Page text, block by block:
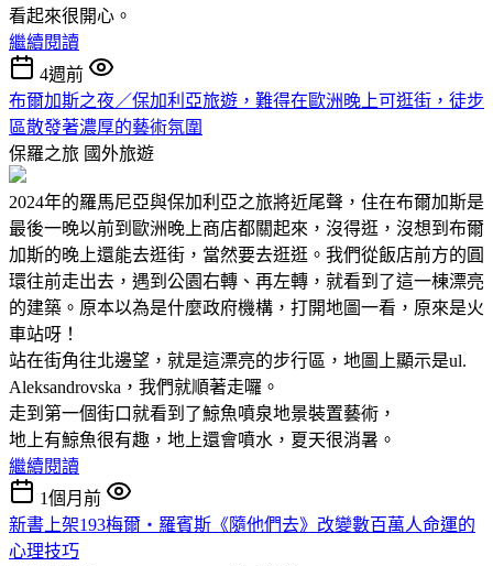
看起來很開心。
繼續閱讀
4週前
布爾加斯之夜／保加利亞旅遊，難得在歐洲晚上可逛街，徒步
區散發著濃厚的藝術氛圍
保羅之旅 國外旅遊
2024年的羅馬尼亞與保加利亞之旅將近尾聲，住在布爾加斯是
最後一晚以前到歐洲晚上商店都關起來，沒得逛，沒想到布爾
加斯的晚上還能去逛街，當然要去逛逛。我們從飯店前方的圓
環往前走出去，遇到公園右轉、再左轉，就看到了這一棟漂亮
的建築。原本以為是什麼政府機構，打開地圖一看，原來是火
車站呀！
站在街角往北邊望，就是這漂亮的步行區，地圖上顯示是ul.
Aleksandrovska，我們就順著走囉。
走到第一個街口就看到了鯨魚噴泉地景裝置藝術，
地上有鯨魚很有趣，地上還會噴水，夏天很消暑。
繼續閱讀
1個月前
新書上架193梅爾‧羅賓斯《隨他們去》改變數百萬人命運的
心理技巧